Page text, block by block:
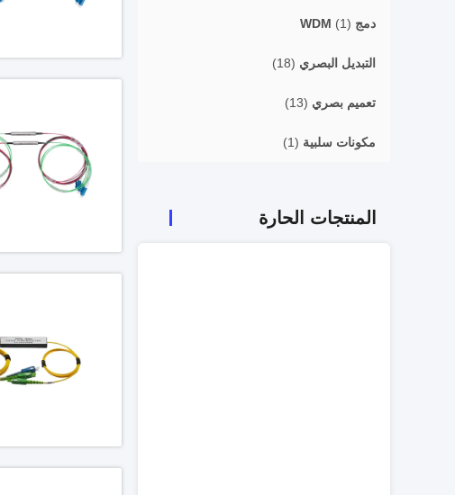
دمج WDM (1)
التبديل البصري (18)
تعميم بصري (13)
مكونات سلبية (1)
المنتجات الحارة